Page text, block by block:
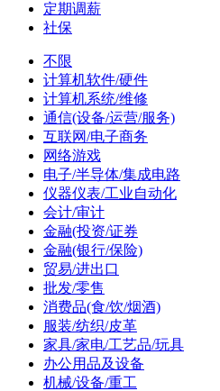
定期调薪
社保
不限
计算机软件/硬件
计算机系统/维修
通信(设备/运营/服务)
互联网/电子商务
网络游戏
电子/半导体/集成电路
仪器仪表/工业自动化
会计/审计
金融(投资/证券
金融(银行/保险)
贸易/进出口
批发/零售
消费品(食/饮/烟酒)
服装/纺织/皮革
家具/家电/工艺品/玩具
办公用品及设备
机械/设备/重工